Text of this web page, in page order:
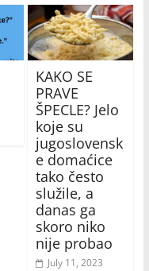
KAKO SE
PRAVE
ŠPECLE? Jelo
koje su
jugoslovensk
e domaćice
tako često
služile, a
danas ga
skoro niko
nije probao
July 11, 2023